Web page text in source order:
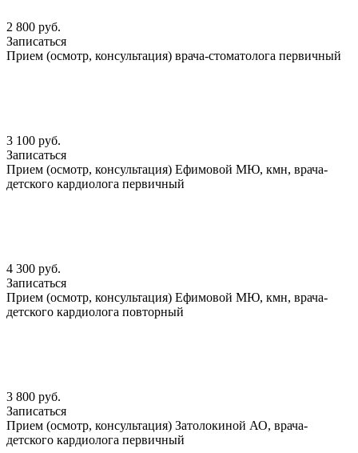
2 800 руб.
Записаться
Прием (осмотр, консультация) врача-стоматолога первичный
3 100 руб.
Записаться
Прием (осмотр, консультация) Ефимовой МЮ, кмн, врача-
детского кардиолога первичный
4 300 руб.
Записаться
Прием (осмотр, консультация) Ефимовой МЮ, кмн, врача-
детского кардиолога повторный
3 800 руб.
Записаться
Прием (осмотр, консультация) Затолокиной АО, врача-
детского кардиолога первичный